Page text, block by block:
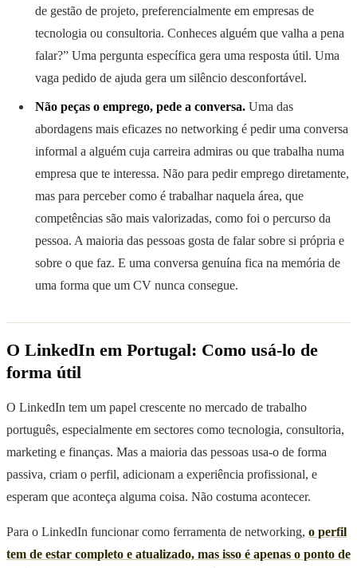
de gestão de projeto, preferencialmente em empresas de
tecnologia ou consultoria. Conheces alguém que valha a pena
falar?” Uma pergunta específica gera uma resposta útil. Uma
vaga pedido de ajuda gera um silêncio desconfortável.
Não peças o emprego, pede a conversa. Uma das
abordagens mais eficazes no networking é pedir uma conversa
informal a alguém cuja carreira admiras ou que trabalha numa
empresa que te interessa. Não para pedir emprego diretamente,
mas para perceber como é trabalhar naquela área, que
competências são mais valorizadas, como foi o percurso da
pessoa. A maioria das pessoas gosta de falar sobre si própria e
sobre o que faz. E uma conversa genuína fica na memória de
uma forma que um CV nunca consegue.
O LinkedIn em Portugal: Como usá-lo de
forma útil
O LinkedIn tem um papel crescente no mercado de trabalho
português, especialmente em sectores como tecnologia, consultoria,
marketing e finanças. Mas a maioria das pessoas usa-o de forma
passiva, criam o perfil, adicionam a experiência profissional, e
esperam que aconteça alguma coisa. Não costuma acontecer.
Para o LinkedIn funcionar como ferramenta de networking, o perfil
tem de estar completo e atualizado, mas isso é apenas o ponto de